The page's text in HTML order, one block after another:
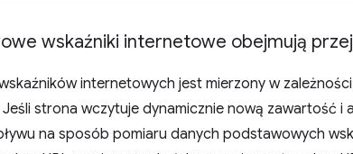
wskaźniki internetowe obejmują
internetowych jest mierzony w
strona wczytuje dynamicznie nową zawartość i
na sposób pomiaru danych podstawowych